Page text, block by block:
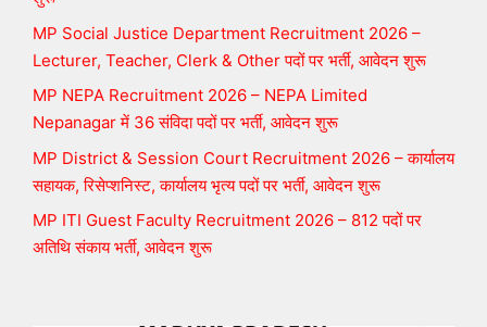
MP Social Justice Department Recruitment 2026 –
Lecturer, Teacher, Clerk & Other पदों पर भर्ती, आवेदन शुरू
MP NEPA Recruitment 2026 – NEPA Limited
Nepanagar में 36 संविदा पदों पर भर्ती, आवेदन शुरू
MP District & Session Court Recruitment 2026 – कार्यालय
सहायक, रिसेप्शनिस्ट, कार्यालय भृत्य पदों पर भर्ती, आवेदन शुरू
MP ITI Guest Faculty Recruitment 2026 – 812 पदों पर
अतिथि संकाय भर्ती, आवेदन शुरू